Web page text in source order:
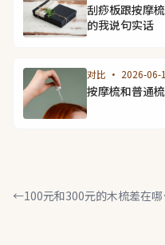
刮痧板跟按摩
的我说句实话
对比 · 2026-06-
按摩梳和普通
←100元和300元的木梳差在哪